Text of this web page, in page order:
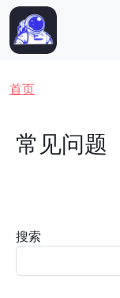
跳转到主要内容
面包屑
首页
常见问题
搜索